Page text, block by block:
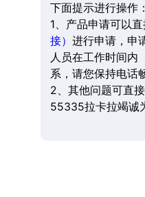
下面提示进行操作：
1、产品申请可以
接） 进行申请，申
人员在工作时间内
系，请您保持电话
2、其他问题可直
55335拉卡拉竭诚